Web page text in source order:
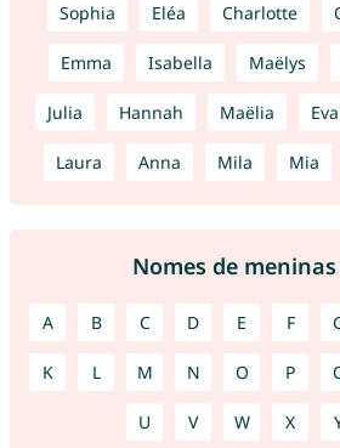
Sophia Eléa Charlotte
Emma Isabella Maëlys
Julia Hannah Maëlia Eva
Laura Anna Mila Mia
Nomes de
A B C D E F
K L M N O P
U V W X